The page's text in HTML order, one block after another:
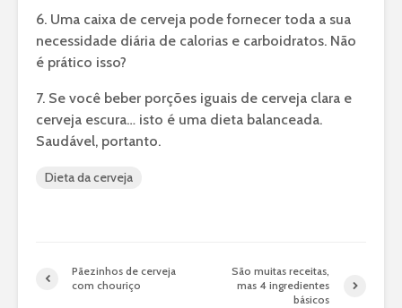
6. Uma caixa de cerveja pode fornecer toda a sua
necessidade diária de calorias e carboidratos. Não
é prático isso?
7. Se você beber porções iguais de cerveja clara e
cerveja escura… isto é uma dieta balanceada.
Saudável, portanto.
Dieta da cerveja
Pãezinhos de cerveja
com chouriço
São muitas receitas,
mas 4 ingredientes
básicos